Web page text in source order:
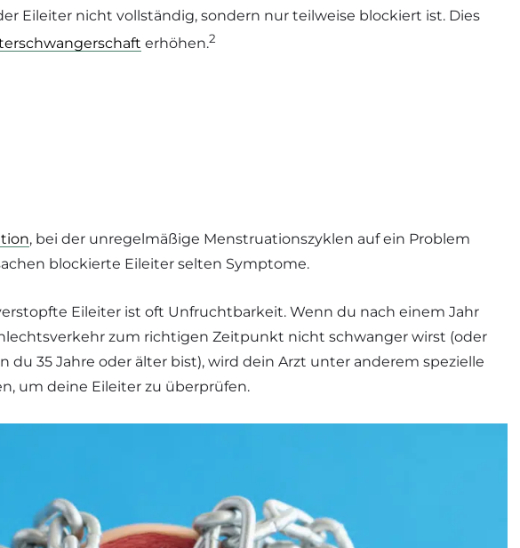
Eileiter nicht vollständig, sondern nur teilweise blockiert ist. Dies
erhöhen.2
, bei der unregelmäßige Menstruationszyklen auf ein Problem
blockierte Eileiter selten Symptome.
Eileiter ist oft Unfruchtbarkeit. Wenn du nach einem Jahr
zum richtigen Zeitpunkt nicht schwanger wirst (oder
du 35 Jahre oder älter bist), wird dein Arzt unter anderem spezielle
um deine Eileiter zu überprüfen.